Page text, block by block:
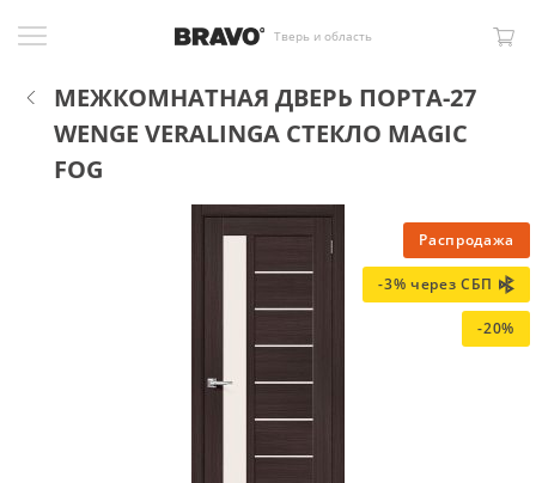
Тверь и область
МЕЖКОМНАТНАЯ ДВЕРЬ ПОРТА-27
WENGE VERALINGA СТЕКЛО MAGIC
FOG
Распродажа
-3% через СБП
-20%